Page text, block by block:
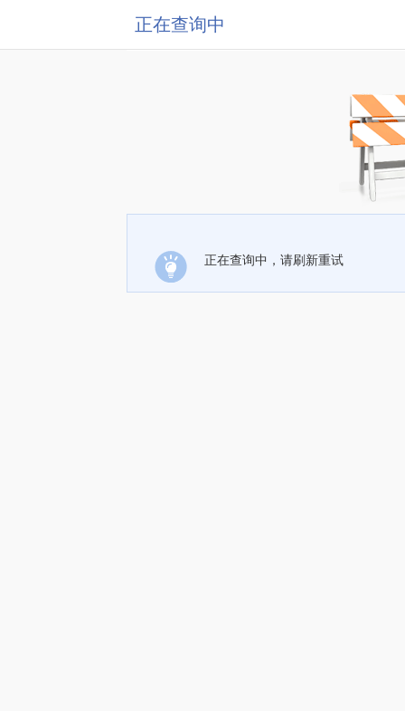
正在查询中
正在查询中，请刷新重试